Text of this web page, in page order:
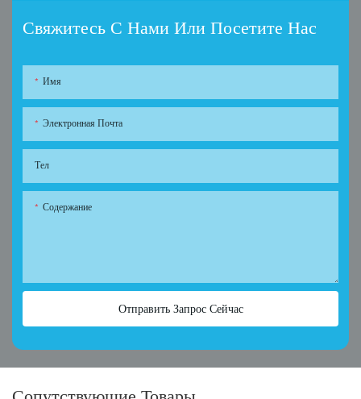
Свяжитесь С Нами Или Посетите Нас
Имя
Электронная Почта
Тел
Содержание
Отправить Запрос Сейчас